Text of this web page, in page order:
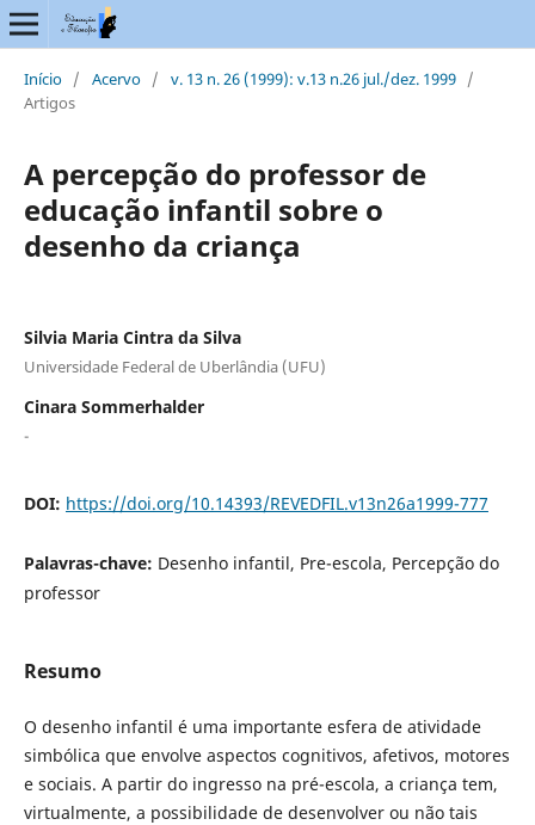
Início / Acervo / v. 13 n. 26 (1999): v.13 n.26 jul./dez. 1999 /
Artigos
A percepção do professor de
educação infantil sobre o
desenho da criança
Silvia Maria Cintra da Silva
Universidade Federal de Uberlândia (UFU)
Cinara Sommerhalder
-
DOI: https://doi.org/10.14393/REVEDFIL.v13n26a1999-777
Palavras-chave: Desenho infantil, Pre-escola, Percepção do
professor
Resumo
O desenho infantil é uma importante esfera de atividade
simbólica que envolve aspectos cognitivos, afetivos, motores
e sociais. A partir do ingresso na pré-escola, a criança tem,
virtualmente, a possibilidade de desenvolver ou não tais